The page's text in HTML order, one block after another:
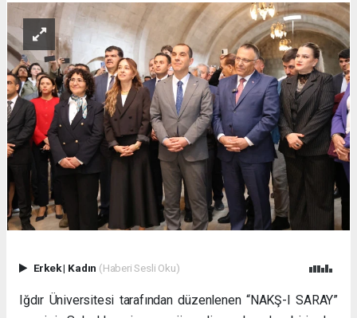
Erkek| Kadın (Haberi Sesli Oku)
Iğdır Üniversitesi tarafından düzenlenen “NAKŞ-I SARAY”